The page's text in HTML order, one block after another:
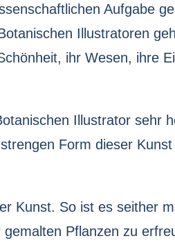
Aufgabe
Illustratoren
ihr Wesen, ihre
Illustrator sehr
Form dieser
Kunst. So ist es seither
Pflanzen zu